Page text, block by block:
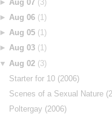
► Aug 07 (3)
► Aug 06 (1)
►Aug 05 (1)
►Aug 03 (1)
▼ Aug 02 (3)
Starter for 10 (2006)
Scenes of a Sexual Nature
Poltergay (2006)